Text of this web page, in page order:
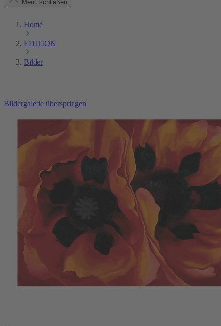
Menü schließen
Home
EDITION
Bilder
Bildergalerie überspringen